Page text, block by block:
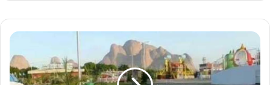
فضيحة
جديدة
..
تعطل